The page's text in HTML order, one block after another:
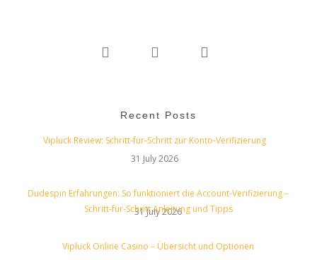
Recent Posts
Vipluck Review: Schritt‑für‑Schritt zur Konto‑Verifizierung
31 July 2026
Dudespin Erfahrungen: So funktioniert die Account‑Verifizierung –
Schritt‑für‑Schritt Anleitung und Tipps
31 July 2026
Vipluck Online Casino – Übersicht und Optionen